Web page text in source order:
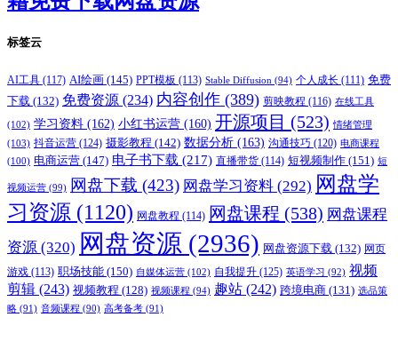
标签云
AI工具 (117) AI绘画 (145) PPT模板 (113) Stable Diffusion (94) 个人成长 (111) 免费
下载 (132) 免费资源 (234) 内容创作 (389) 剪映教程 (116) 在线工具
(102) 学习资料 (162) 小红书运营 (160) 开源项目 (523) 情绪管理
(103) 抖音运营 (124) 摄影教程 (142) 数据分析 (163) 沟通技巧 (120) 电商课程
(100) 电商运营 (147) 电子书下载 (217) 直播带货 (114) 短视频制作 (151) 短
视频运营 (99) 网盘下载 (423) 网盘学习资料 (292) 网盘学
习资源 (1120) 网盘教程 (114) 网盘课程 (538) 网盘课程
资源 (320) 网盘资源 (2936) 网盘资源下载 (132) 网页
游戏 (113) 职场技能 (150) 自媒体运营 (102) 自我提升 (125) 英语学习 (92) 视频
剪辑 (243) 视频教程 (128) 视频课程 (94) 趣站 (242) 跨境电商 (131) 选品策
略 (91) 音频课程 (90) 高考备考 (91)